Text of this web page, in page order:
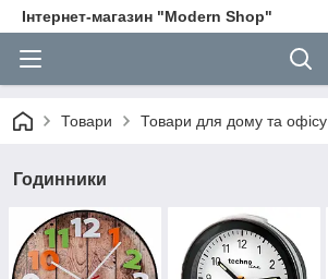
Інтернет-магазин "Modern Shop"
Товари Товари для дому та офісу
Годинники